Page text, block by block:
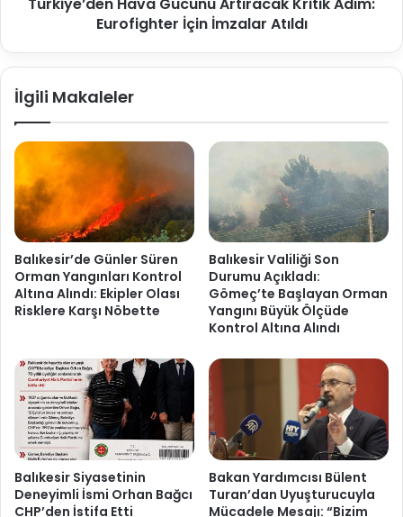
Eurofighter İçin İmzalar Atıldı
İlgili Makaleler
Balıkesir’de Günler Süren
Orman Yangınları Kontrol
Altına Alındı: Ekipler Olası
Risklere Karşı Nöbette
Balıkesir Valiliği Son
Durumu Açıkladı:
Gömeç’te Başlayan Orman
Yangını Büyük Ölçüde
Kontrol Altına Alındı
Balıkesir Siyasetinin
Deneyimli İsmi Orhan Bağcı
CHP’den İstifa Etti
Bakan Yardımcısı Bülent
Turan’dan Uyuşturucuyla
Mücadele Mesajı: “Bizim